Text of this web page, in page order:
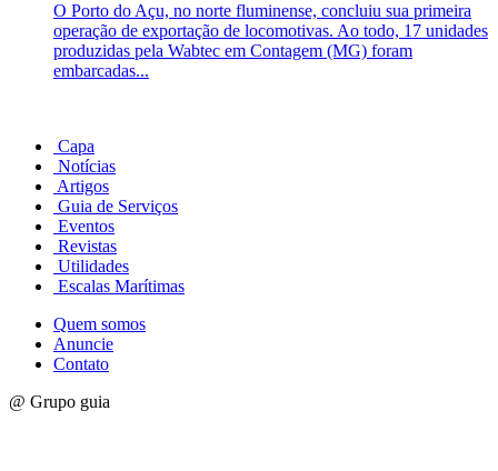
O Porto do Açu, no norte fluminense, concluiu sua primeira
operação de exportação de locomotivas. Ao todo, 17 unidades
produzidas pela Wabtec em Contagem (MG) foram
embarcadas...
Capa
Notícias
Artigos
Guia de Serviços
Eventos
Revistas
Utilidades
Escalas Marítimas
Quem somos
Anuncie
Contato
@ Grupo guia